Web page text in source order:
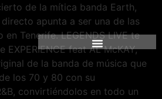
de la mítica banda Earth,
directo apunta a ser una de las
Tenerife. LEGENDS LIVE te
EXPERIENCE feat AL McKAY,
de la banda de música que
los 70 y 80 con su
convirtiéndolos en todo un